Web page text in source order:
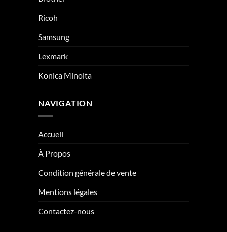
Ricoh
Samsung
Lexmark
Konica Minolta
NAVIGATION
Accueil
À Propos
Condition générale de vente
Mentions légales
Contactez-nous